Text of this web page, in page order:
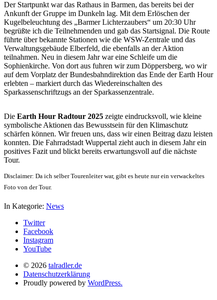
Der Startpunkt war das Rathaus in Barmen, das bereits bei der
Ankunft der Gruppe im Dunkeln lag. Mit dem Erlöschen der
Kugelbeleuchtung des „Barmer Lichterzaubers“ um 20:30 Uhr
begrüßte ich die Teilnehmenden und gab das Startsignal. Die Route
führte über bekannte Stationen wie die WSW-Zentrale und das
Verwaltungsgebäude Elberfeld, die ebenfalls an der Aktion
teilnahmen. Neu in diesem Jahr war eine Schleife um die
Sophienkirche. Von dort aus fuhren wir zum Döppersberg, wo wir
auf dem Vorplatz der Bundesbahndirektion das Ende der Earth Hour
erlebten – markiert durch das Wiedereinschalten des
Sparkassenschriftzugs an der Sparkassenzentrale.
Die Earth Hour Radtour 2025 zeigte eindrucksvoll, wie kleine
symbolische Aktionen das Bewusstsein für den Klimaschutz
schärfen können. Wir freuen uns, dass wir einen Beitrag dazu leisten
konnten. Die Fahrradstadt Wuppertal zieht auch in diesem Jahr ein
positives Fazit und blickt bereits erwartungsvoll auf die nächste
Tour.
Disclaimer: Da ich selber Tourenleiter war, gibt es heute nur ein verwackeltes
Foto von der Tour.
In Kategorie: News
Twitter
Facebook
Instagram
YouTube
© 2026 talradler.de
Datenschutzerklärung
Proudly powered by WordPress.